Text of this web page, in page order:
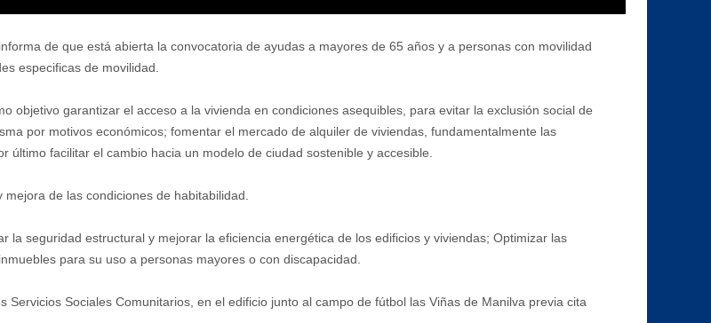
de que está abierta la convocatoria de ayudas a mayores de 65 años y a personas con movilidad
especificas de movilidad.
objetivo garantizar el acceso a la vivienda en condiciones asequibles, para evitar la exclusión social de
por motivos económicos; fomentar el mercado de alquiler de viviendas, fundamentalmente las
facilitar el cambio hacia un modelo de ciudad sostenible y accesible.
de las condiciones de habitabilidad.
la seguridad estructural y mejorar la eficiencia energética de los edificios y viviendas; Optimizar las
para su uso a personas mayores o con discapacidad.
Sociales Comunitarios, en el edificio junto al campo de fútbol las Viñas de Manilva previa cita